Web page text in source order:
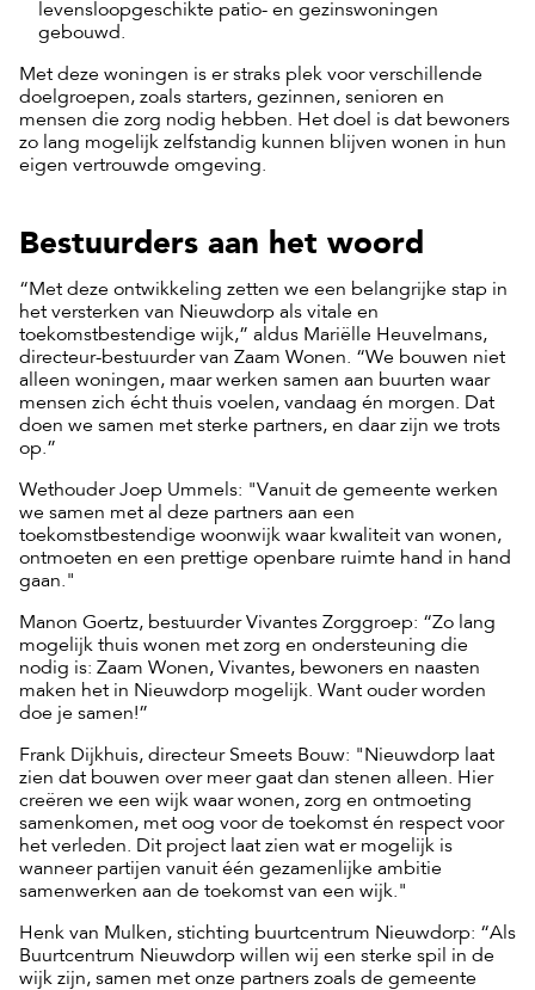
levensloopgeschikte patio- en gezinswoningen
gebouwd.
Met deze woningen is er straks plek voor verschillende
doelgroepen, zoals starters, gezinnen, senioren en
mensen die zorg nodig hebben. Het doel is dat bewoners
zo lang mogelijk zelfstandig kunnen blijven wonen in hun
eigen vertrouwde omgeving.
Bestuurders aan het woord
“Met deze ontwikkeling zetten we een belangrijke stap in
het versterken van Nieuwdorp als vitale en
toekomstbestendige wijk,” aldus Mariëlle Heuvelmans,
directeur-bestuurder van Zaam Wonen. “We bouwen niet
alleen woningen, maar werken samen aan buurten waar
mensen zich écht thuis voelen, vandaag én morgen. Dat
doen we samen met sterke partners, en daar zijn we trots
op.”
Wethouder Joep Ummels: "Vanuit de gemeente werken
we samen met al deze partners aan een
toekomstbestendige woonwijk waar kwaliteit van wonen,
ontmoeten en een prettige openbare ruimte hand in hand
gaan."
Manon Goertz, bestuurder Vivantes Zorggroep: “Zo lang
mogelijk thuis wonen met zorg en ondersteuning die
nodig is: Zaam Wonen, Vivantes, bewoners en naasten
maken het in Nieuwdorp mogelijk. Want ouder worden
doe je samen!”
Frank Dijkhuis, directeur Smeets Bouw: "Nieuwdorp laat
zien dat bouwen over meer gaat dan stenen alleen. Hier
creëren we een wijk waar wonen, zorg en ontmoeting
samenkomen, met oog voor de toekomst én respect voor
het verleden. Dit project laat zien wat er mogelijk is
wanneer partijen vanuit één gezamenlijke ambitie
samenwerken aan de toekomst van een wijk."
Henk van Mulken, stichting buurtcentrum Nieuwdorp: “Als
Buurtcentrum Nieuwdorp willen wij een sterke spil in de
wijk zijn, samen met onze partners zoals de gemeente